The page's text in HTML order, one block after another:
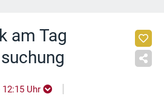
am Tag
12:15 Uhr |